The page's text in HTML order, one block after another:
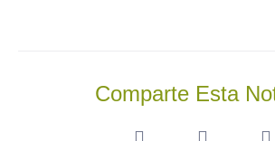
Comparte Esta